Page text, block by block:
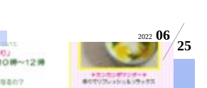
2022 06
25